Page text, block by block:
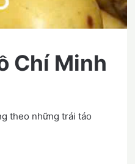
Chí Minh
theo những trái táo